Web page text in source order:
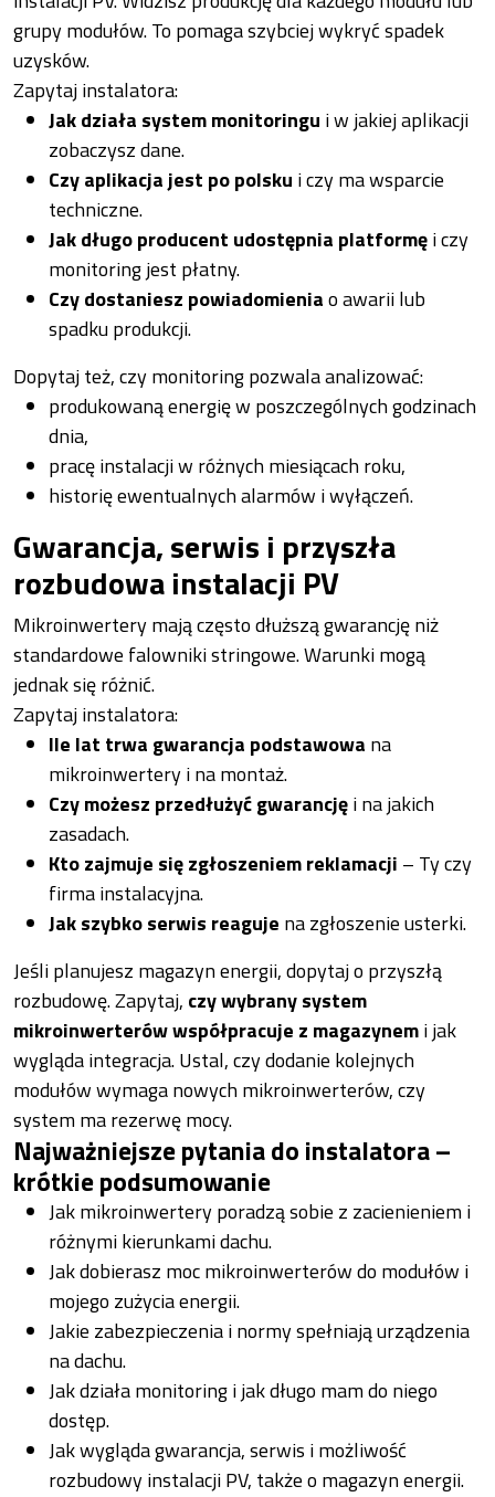
grupy modułów. To pomaga szybciej wykryć spadek
uzysków.
Zapytaj instalatora:
Jak działa system monitoringu i w jakiej aplikacji
zobaczysz dane.
Czy aplikacja jest po polsku i czy ma wsparcie
techniczne.
Jak długo producent udostępnia platformęi czy
monitoring jest płatny.
Czy dostaniesz powiadomieniao awarii lub
spadku produkcji.
Dopytaj też, czy monitoring pozwala analizować:
produkowaną energię w poszczególnych godzinach
dnia,
pracę instalacji w różnych miesiącach roku,
historię ewentualnych alarmów i wyłączeń.
Gwarancja, serwis i przyszła
rozbudowa instalacji PV
Mikroinwertery mają często dłuższą gwarancję niż
standardowe falowniki stringowe. Warunki mogą
jednak się różnić.
Zapytaj instalatora:
Ile lat trwa gwarancja podstawowa na
mikroinwertery i na montaż.
Czy możesz przedłużyć gwarancjęi na jakich
zasadach.
Kto zajmuje się zgłoszeniem reklamacji – Ty czy
firma instalacyjna.
Jak szybko serwis reaguje na zgłoszenie usterki.
Jeśli planujesz magazyn energii, dopytaj o przyszłą
rozbudowę. Zapytaj, czy wybrany system
mikroinwerterów współpracuje z magazynemi jak
wygląda integracja. Ustal, czy dodanie kolejnych
modułów wymaga nowych mikroinwerterów, czy
system ma rezerwę mocy.
Najważniejsze pytania do instalatora –
krótkie podsumowanie
Jak mikroinwertery poradzą sobie z zacienieniem i
różnymi kierunkami dachu.
Jak dobierasz moc mikroinwerterów do modułów i
mojego zużycia energii.
Jakie zabezpieczenia i normy spełniają urządzenia
na dachu.
Jak działa monitoring i jak długo mam do niego
dostęp.
Jak wygląda gwarancja, serwis i możliwość
rozbudowy instalacji PV, także o magazyn energii.